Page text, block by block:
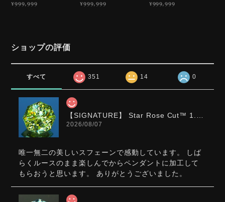
¥999,999
¥999,999
¥999,999
ショップの評価
すべて 351 14 0
2026/08/07
唯一無二の美しいスフェーンで感動しています。 しば
らくルースのまま楽しんでからペンダントに加工して
もらおうと思います。 ありがとうございました。